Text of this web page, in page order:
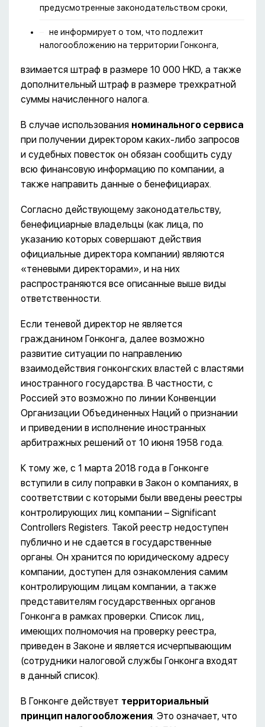
предусмотренные законодательством сроки,
не информирует о том, что подлежит
налогообложению на территории Гонконга,
взимается штраф в размере 10 000 HKD, а также
дополнительный штраф в размере трехкратной
суммы начисленного налога.
В случае использования номинального сервиса
при получении директором каких-либо запросов
и судебных повесток он обязан сообщить суду
всю финансовую информацию по компании, а
также направить данные о бенефициарах.
Согласно действующему законодательству,
бенефициарные владельцы (как лица, по
указанию которых совершают действия
официальные директора компании) являются
«теневыми директорами», и на них
распространяются все описанные выше виды
ответственности.
Если теневой директор не является
гражданином Гонконга, далее возможно
развитие ситуации по направлению
взаимодействия гонконгских властей с властями
иностранного государства. В частности, с
Россией это возможно по линии Конвенции
Организации Объединенных Наций о признании
и приведении в исполнение иностранных
арбитражных решений от 10 июня 1958 года.
К тому же, с 1 марта 2018 года в Гонконге
вступили в силу поправки в Закон о компаниях, в
соответствии с которыми были введены реестры
контролирующих лиц компании – Significant
Controllers Registers. Такой реестр недоступен
публично и не сдается в государственные
органы. Он хранится по юридическому адресу
компании, доступен для ознакомления самим
контролирующим лицам компании, а также
представителям государственных органов
Гонконга в рамках проверки. Список лиц,
имеющих полномочия на проверку реестра,
приведен в Законе и является исчерпывающим
(сотрудники налоговой службы Гонконга входят
в данный список).
В Гонконге действует территориальный
принцип налогообложения. Это означает, что